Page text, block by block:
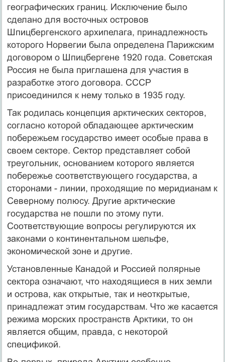
географических границ. Исключение было
сделано для восточных островов
Шпицбергенского архипелага, принадлежность
которого Норвегии была определена Парижским
договором о Шпицбергене 1920 года. Советская
Россия не была приглашена для участия в
разработке этого договора. СССР
присоединился к нему только в 1935 году.
Так родилась концепция арктических секторов,
согласно которой обладающее арктическим
побережьем государство имеет особые права в
своем секторе. Сектор представляет собой
треугольник, основанием которого является
побережье соответствующего государства, а
сторонами - линии, проходящие по меридианам к
Северному полюсу. Другие арктические
государства не пошли по этому пути.
Соответствующие вопросы регулируются их
законами о континентальном шельфе,
экономической зоне и другие.
Установленные Канадой и Россией полярные
сектора означают, что находящиеся в них земли
и острова, как открытые, так и неоткрытые,
принадлежат этим государствам. Что же касается
режима морских пространств Арктики, то он
является общим, правда, с некоторой
спецификой.